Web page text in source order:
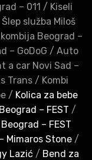
– 011 / Kiseli
Šlep služba Miloš
Beograd –
– GoDoG / Auto
a car Novi Sad –
Trans / Kombi
/ Kolica za bebe
– FEST /
– FEST
Mimaros Stone/
Lazić / Bend za